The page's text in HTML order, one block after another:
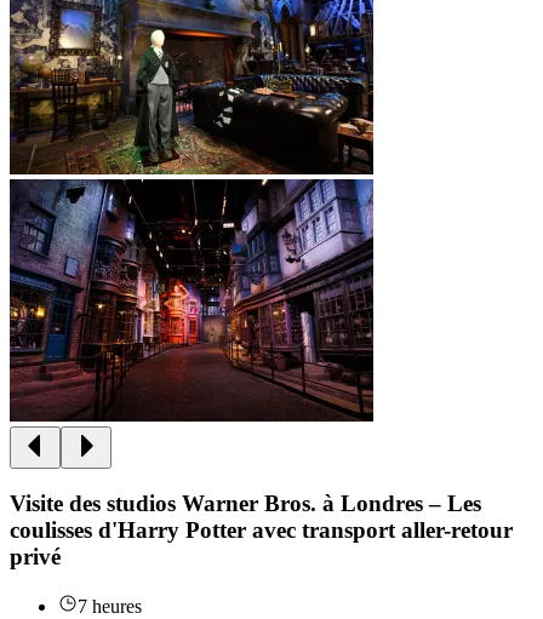
Visite des studios Warner Bros. à Londres – Les
coulisses d'Harry Potter avec transport aller-retour
privé
7 heures